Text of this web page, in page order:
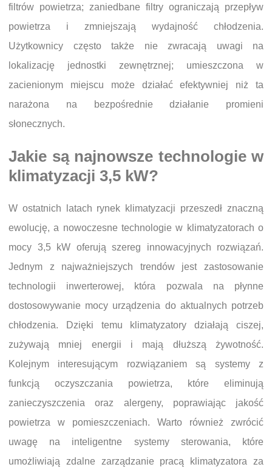
filtrów powietrza; zaniedbane filtry ograniczają przepływ
powietrza i zmniejszają wydajność chłodzenia.
Użytkownicy często także nie zwracają uwagi na
lokalizację jednostki zewnętrznej; umieszczona w
zacienionym miejscu może działać efektywniej niż ta
narażona na bezpośrednie działanie promieni
słonecznych.
Jakie są najnowsze technologie w
klimatyzacji 3,5 kW?
W ostatnich latach rynek klimatyzacji przeszedł znaczną
ewolucję, a nowoczesne technologie w klimatyzatorach o
mocy 3,5 kW oferują szereg innowacyjnych rozwiązań.
Jednym z najważniejszych trendów jest zastosowanie
technologii inwerterowej, która pozwala na płynne
dostosowywanie mocy urządzenia do aktualnych potrzeb
chłodzenia. Dzięki temu klimatyzatory działają ciszej,
zużywają mniej energii i mają dłuższą żywotność.
Kolejnym interesującym rozwiązaniem są systemy z
funkcją oczyszczania powietrza, które eliminują
zanieczyszczenia oraz alergeny, poprawiając jakość
powietrza w pomieszczeniach. Warto również zwrócić
uwagę na inteligentne systemy sterowania, które
umożliwiają zdalne zarządzanie pracą klimatyzatora za